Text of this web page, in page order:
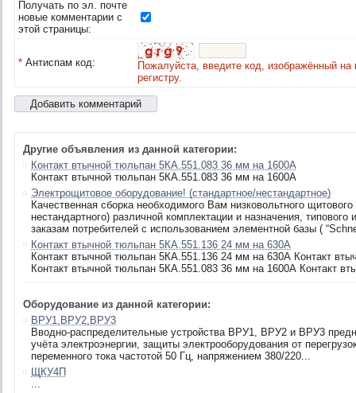
Получать по эл. почте
новые комментарии с
этой страницы:
* Антиспам код:
Пожалуйста, введите код, изображённый
регистру.
Другие объявления из данной категории:
Контакт втычной тюльпан 5КА.551.083 36 мм на 1600А
Контакт втычной тюльпан 5КА.551.083 36 мм на 1600А
Электрощитовое оборудование! (стандартное/нестандартное)
Качественная сборка необходимого Вам низковольтного
нестандартного) различной комплектации и назначения,
заказам потребителей с использованием элементной базы (
Контакт втычной тюльпан 5КА.551.136 24 мм на 630А
Контакт втычной тюльпан 5КА.551.136 24 мм на 630А Контакт
Контакт втычной тюльпан 5КА.551.083 36 мм на 1600А Контакт
Оборудование из данной категории:
ВРУ1,ВРУ2,ВРУ3
Вводно-распределительные устройства ВРУ1, ВРУ2 и ВРУ3
учёта электроэнергии, защиты электрооборудования от
переменного тока частотой 50 Гц, напряжением 380/220...
ЩКУ4П
...